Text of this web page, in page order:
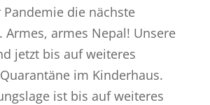
die nächste
Armes, armes Nepal! Unsere
jetzt bis auf weiteres
im Kinderhaus.
ist bis auf weiteres